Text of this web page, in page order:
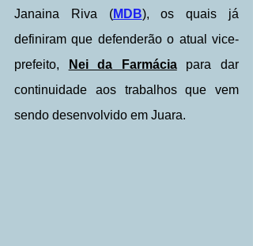
Janaina Riva (MDB), os quais já
definiram que defenderão o atual vice-
prefeito,
Nei da Farmácia para dar
continuidade aos trabalhos que vem
sendo desenvolvido em Juara.